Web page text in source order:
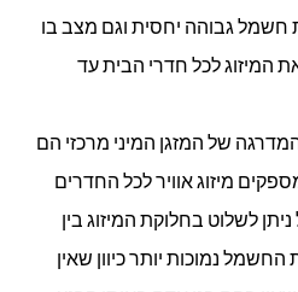
חשמל גבוהה יחסית וגם מצב בו
המיזוג לכל חדרי הבית עד
המדרגה של המזגן המיני מרכזי הם
מיזוג אוויר לכל החדרים
לשלוט בחלוקת המיזוג בין
נמוכות יותר כיוון שאין